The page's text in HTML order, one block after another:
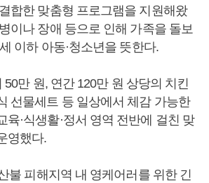
합한 맞춤형 프로그램을 지원해왔
이나 장애 등으로 인해 가족을 돌보
이하 아동·청소년을 뜻한다.
만 원, 연간 120만 원 상당의 치킨
선물세트 등 일상에서 체감 가능한
육·식생활·정서 영역 전반에 걸친 맞
영했다.
불 피해지역 내 영케어러를 위한 긴